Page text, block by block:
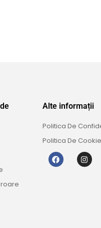
Alte informații
Politica De
Politica De